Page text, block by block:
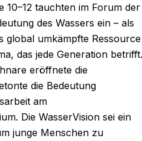
10–12 tauchten im Forum der
des Wassers ein – als
global umkämpfte Ressource
das jede Generation betrifft.
eröffnete die
die Bedeutung
am
Die WasserVision sei ein
junge Menschen zu